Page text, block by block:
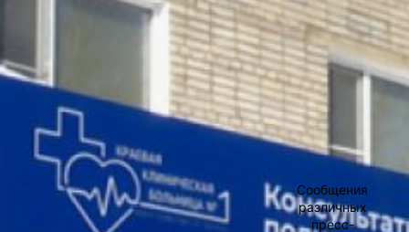
В России ежегодно рождаются глухими
около двух тысяч детей
пресс-служба министерства
здравоохранения Хабаровского края
Краевой сурдологический центр
в Хабаровске оказывает
высокотехнологичную медицинскую
помощь детям с нарушением слуха
по полису ОМС, сообщает пресс-служба
регионального правительства. Такие
операции проводятся в рамках
регионального проекта «Оптимальная
для восстановления здоровья
АВТОР
по
сообщениям
пресс-
служб
Сообщения
различных
пресс-